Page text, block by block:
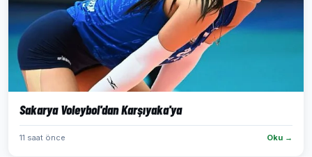
Sakarya Voleybol'dan Karşıyaka'ya
11 saat önce Oku →